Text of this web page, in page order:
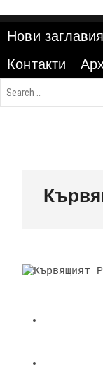
content
Нови заглавия
Контакти